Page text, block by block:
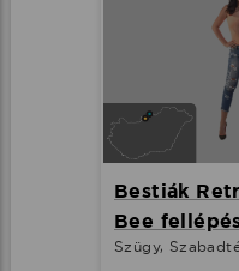
Bestiák
Bee
Szügy,